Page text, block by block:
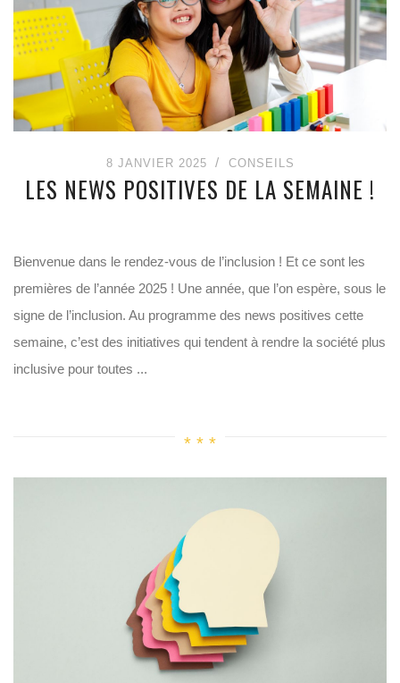
8 JANVIER 2025 CONSEILS
LES NEWS POSITIVES DE LA SEMAINE !
Bienvenue dans le rendez-vous de l’inclusion ! Et ce sont les
premières de l’année 2025 ! Une année, que l’on espère, sous le
signe de l’inclusion. Au programme des news positives cette
semaine, c’est des initiatives qui tendent à rendre la société plus
inclusive pour toutes ...